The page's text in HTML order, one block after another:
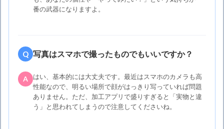
番の武器になりますよ。
Q 写真はスマホで撮ったものでもいいですか？
A
はい、基本的には大丈夫です。最近はスマホのカメラも高
性能なので、明るい場所で顔がはっきり写っていれば問題
ありません。ただ、加工アプリで盛りすぎると「実物と違
う」と思われてしまうので注意してくださいね。